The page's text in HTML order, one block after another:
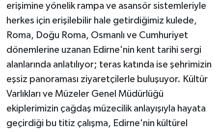
erişimine yönelik rampa ve asansör sistemleriyle
herkes için erişilebilir hale getirdiğimiz kulede,
Roma, Doğu Roma, Osmanlı ve Cumhuriyet
dönemlerine uzanan Edirne'nin kent tarihi sergi
alanlarında anlatılıyor; teras katında ise şehrimizin
eşsiz panoraması ziyaretçilerle buluşuyor. Kültür
Varlıkları ve Müzeler Genel Müdürlüğü
ekiplerimizin çağdaş müzecilik anlayışıyla hayata
geçirdiği bu titiz çalışma, Edirne'nin kültürel